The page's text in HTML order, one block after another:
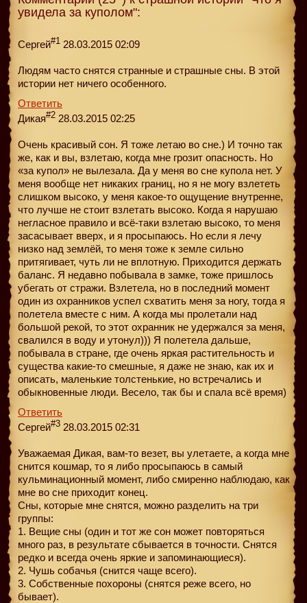
увидела за куполом":
Сергей#1 28.03.2015 02:09
Людям часто снятся странные и страшные сны. В этой
истории нет ничего особенного.
Ответить
Дикая#2 28.03.2015 02:25
Очень красивый сон. Я тоже летаю во сне.) И точно так
же, как и вы, взлетаю, когда мне грозит опасность. Но
«за купол» не вылeзaла. Да у меня во сне купола нет. У
меня вообще нет никаких границ, но я не могу взлететь
слишком высоко, у меня какое-то ощущение внутренне,
что лучше не стоит взлетать высоко. Когда я нарушаю
негласное правило и всё-таки взлетаю высоко, то меня
засасывает вверх, и я просыпаюсь. Но если я лечу
низко над землёй, то меня тоже к земле сильно
притягивает, чуть ли не вплотную. Приходится держать
баланс. Я недавно побывала в замке, тоже пришлось
убегать от стражи. Взлетела, но в последний момент
один из охранников успел схватить меня за ногу, тогда я
полетела вместе с ним. А когда мы пролетали над
большой рекой, то этот охранник не удержался за меня,
свалился в воду и утонул))) Я полетела дальше,
побывала в стране, где очень яркая растительность и
существа какие-то смешные, я даже не знаю, как их и
описать, маленькие толстенькие, но встречались и
обыкновенные люди. Весело, так бы и спала всё время)
Ответить
Сергей#3 28.03.2015 02:31
Уважаемая Дикая, вам-то везет, вы улетаете, а когда мне
снится кошмар, то я либо просыпаюсь в самый
кульминационный момент, либо смиренно наблюдаю, как
мне во сне приходит конец.
Сны, которые мне снятся, можно разделить на три
группы:
1. Вещие сны (один и тот же сон может повторяться
много раз, в результате сбывается в точности. Снятся
редко и всегда очень яркие и запоминающиеся).
2. Чушь собачья (снится чаще всего).
3. Собственные похороны (снятся реже всего, но
бывает).